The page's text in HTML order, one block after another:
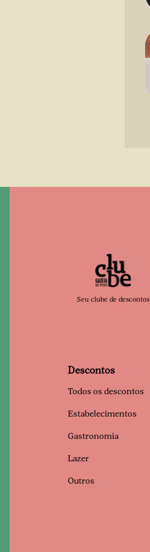
Seu clube de descontos
Descontos
Todos os descontos
Estabelecimentos
Gastronomia
Lazer
Outros